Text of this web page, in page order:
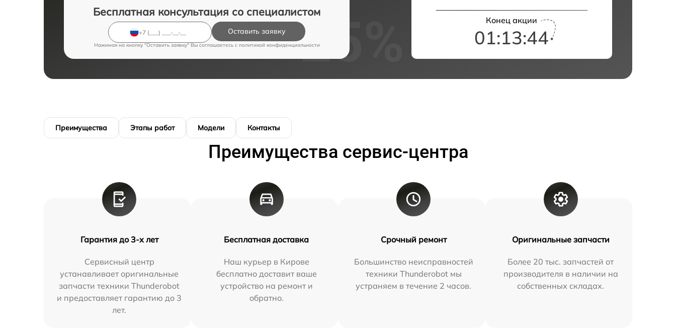
Бесплатная консультация со специалистом
Оставить заявку
Нажимая на кнопку "Оставить заявку" Вы соглашаетесь c политикой конфиденциальности
Конец акции
01:13:43
Преимущества Этапы работ Модели Контакты
Преимущества сервис-центра
Гарантия до 3-х лет
Сервисный центр
устанавливает оригинальные
запчасти техники Thunderobot
и предоставляет гарантию до 3
лет.
Бесплатная доставка
Наш курьер в Кирове
бесплатно доставит ваше
устройство на ремонт и
обратно.
Срочный ремонт
Большинство неисправностей
техники Thunderobot мы
устраняем в течение 2 часов.
Оригинальные запчасти
Более 20 тыс. запчастей от
производителя в наличии на
собственных складах.